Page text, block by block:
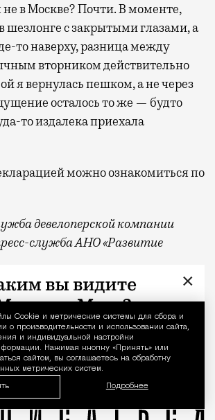
Уведомление
Сookie и метрические системы для сбора и
о производительности и использовании сайта,
и индивидуальной настройки
Нажимая кнопку «Принять» или
сайтом, вы соглашаетесь на обработку
метрических систем.
Подробнее
не в Москве? Почти. В моменте,
шезлонге с закрытыми глазами, а
то наверху, разница между
вторником действительно
я вернулась пешком, а не через
осталось то же — будто
то издалека приехала
можно ознакомиться по
девелоперской компании
служба АНО «Развитие
году у меня кочует: сначала
×